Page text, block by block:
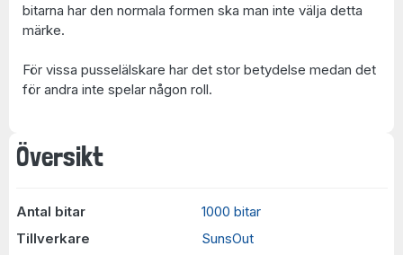
Översikt
Antal bitar
1000 bitar
Tillverkare
SunsOut
bitarna har den normala formen ska man inte välja detta
märke.
För vissa pusselälskare har det stor betydelse medan det
för andra inte spelar någon roll.